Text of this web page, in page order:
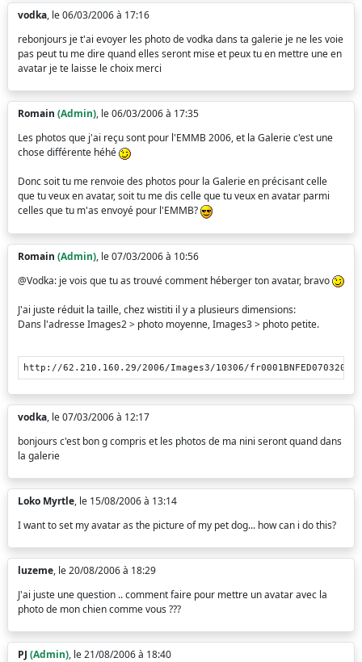
vodka, le 06/03/2006 à 17:16
rebonjours je t'ai evoyer les photo de vodka dans ta galerie je ne les voie
pas peut tu me dire quand elles seront mise et peux tu en mettre une en
avatar je te laisse le choix merci
Romain (Admin), le 06/03/2006 à 17:35
Les photos que j'ai reçu sont pour l'EMMB 2006, et la Galerie c'est une
chose différente héhé
Donc soit tu me renvoie des photos pour la Galerie en précisant celle
que tu veux en avatar, soit tu me dis celle que tu veux en avatar parmi
celles que tu m'as envoyé pour l'EMMB?
Romain (Admin), le 07/03/2006 à 10:56
@Vodka: je vois que tu as trouvé comment héberger ton avatar, bravo
J'ai juste réduit la taille, chez wistiti il y a plusieurs dimensions:
Dans l'adresse Images2 > photo moyenne, Images3 > photo petite.
http://62.210.160.29/2006/Images3/10306/
vodka, le 07/03/2006 à 12:17
bonjours c'est bon g compris et les photos de ma nini seront quand dans
la galerie
Loko Myrtle, le 15/08/2006 à 13:14
I want to set my avatar as the picture of my pet dog... how can i do this?
luzeme, le 20/08/2006 à 18:29
J'ai juste une question .. comment faire pour mettre un avatar avec la
photo de mon chien comme vous ???
PJ (Admin), le 21/08/2006 à 18:40